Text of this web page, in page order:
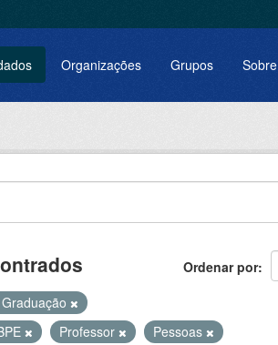
Organizações Grupos Sobre
Ordenar por
Professor Pessoas